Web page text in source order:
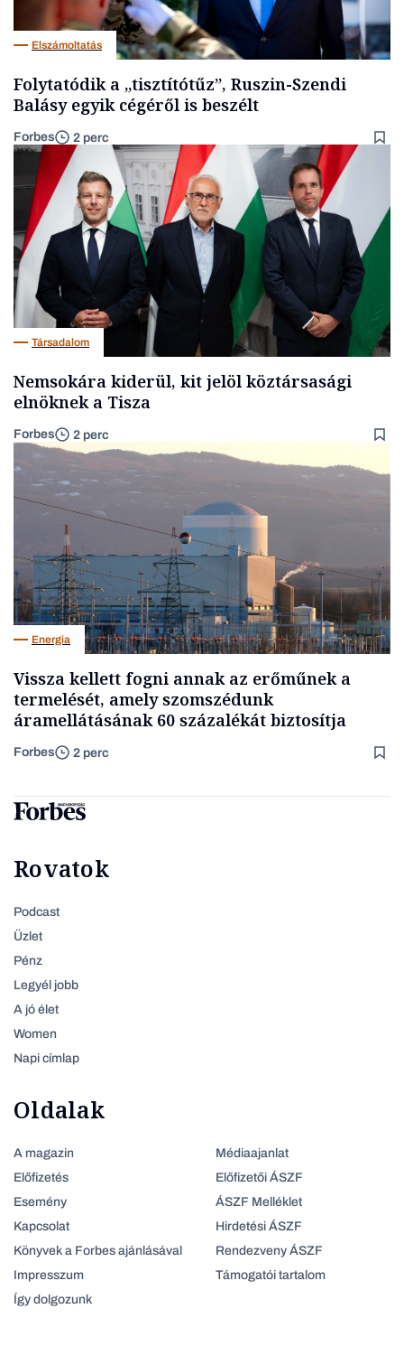
Elszámoltatás
Folytatódik a „tisztítótűz”, Ruszin-Szendi
Balásy egyik cégéről is beszélt
Forbes 2 perc
Társadalom
Nemsokára kiderül, kit jelöl köztársasági
elnöknek a Tisza
Forbes 2 perc
Energia
Vissza kellett fogni annak az erőműnek a
termelését, amely szomszédunk
áramellátásának 60 százalékát biztosítja
Forbes 2 perc
Rovatok
Podcast
Üzlet
Pénz
Legyél jobb
A jó élet
Women
Napi címlap
Oldalak
A magazin
Előfizetés
Esemény
Kapcsolat
Könyvek a Forbes ajánlásával
Impresszum
Így dolgozunk
Médiaajanlat
Előfizetői ÁSZF
ÁSZF Melléklet
Hirdetési ÁSZF
Rendezveny ÁSZF
Támogatói tartalom